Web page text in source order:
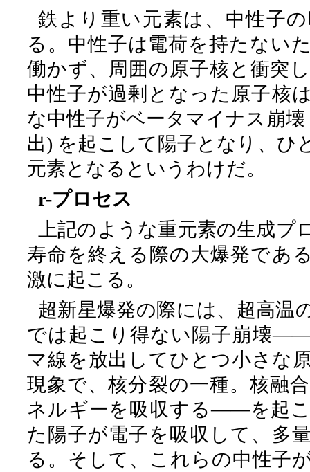
鉄より重い元素は、中性子
る。中性子は電荷を持たない
働かず、周囲の原子核と衝突
中性子が過剰となった原子核
な中性子がベータマイナス崩
出) を起こして陽子となり、ひ
元素となるというわけだ。
r-プロセス
上記のような重元素の生成プ
寿命を終える際の大爆発であ
激に起こる。
超新星爆発の際には、超高温
では起こり得ない陽子崩壊
マ線を放出してひとつ小さな
現象で、核分裂の一種。核融
ネルギーを吸収する――を起
た陽子が電子を吸収して、多
る。そして、これらの中性子